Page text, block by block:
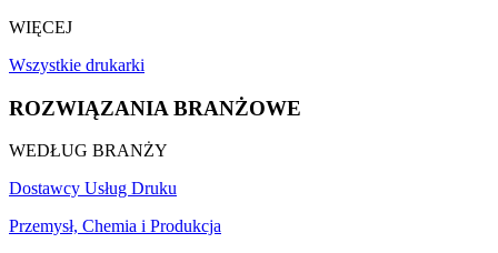
WIĘCEJ
Wszystkie drukarki
ROZWIĄZANIA BRANŻOWE
WEDŁUG BRANŻY
Dostawcy Usług Druku
Przemysł, Chemia i Produkcja